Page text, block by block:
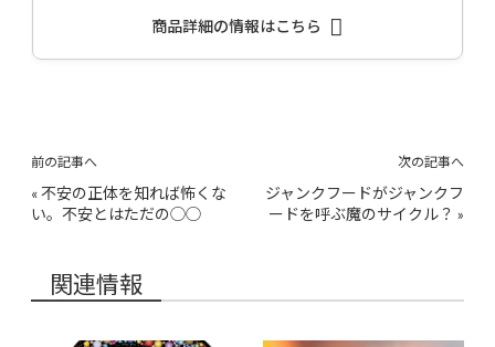
商品詳細の情報はこちら
前の記事へ
«不安の正体を知れば怖くな
い。不安とはただの◯◯
次の記事へ
ジャンクフードがジャンクフ
ードを呼ぶ魔のサイクル？ »
関連情報